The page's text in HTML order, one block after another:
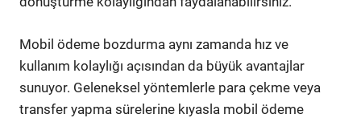
Mobil ödeme bozdurma aynı zamanda hız ve
kullanım kolaylığı açısından da büyük avantajlar
sunuyor. Geleneksel yöntemlerle para çekme veya
transfer yapma sürelerine kıyasla mobil ödeme